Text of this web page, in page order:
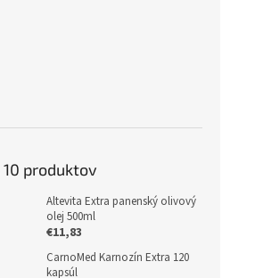
10 produktov
Altevita Extra panenský olivový
olej 500ml
€11,83
CarnoMed Karnozín Extra 120
kapsúl